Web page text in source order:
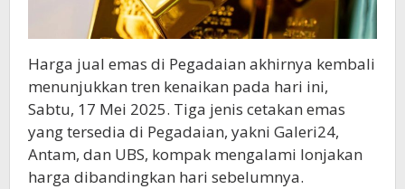
Harga jual emas di Pegadaian akhirnya kembali
menunjukkan tren kenaikan pada hari ini,
Sabtu, 17 Mei 2025. Tiga jenis cetakan emas
yang tersedia di Pegadaian, yakni Galeri24,
Antam, dan UBS, kompak mengalami lonjakan
harga dibandingkan hari sebelumnya.